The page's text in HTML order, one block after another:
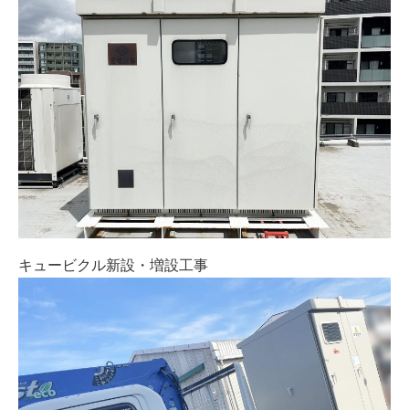
キュービクル新設・増設工事